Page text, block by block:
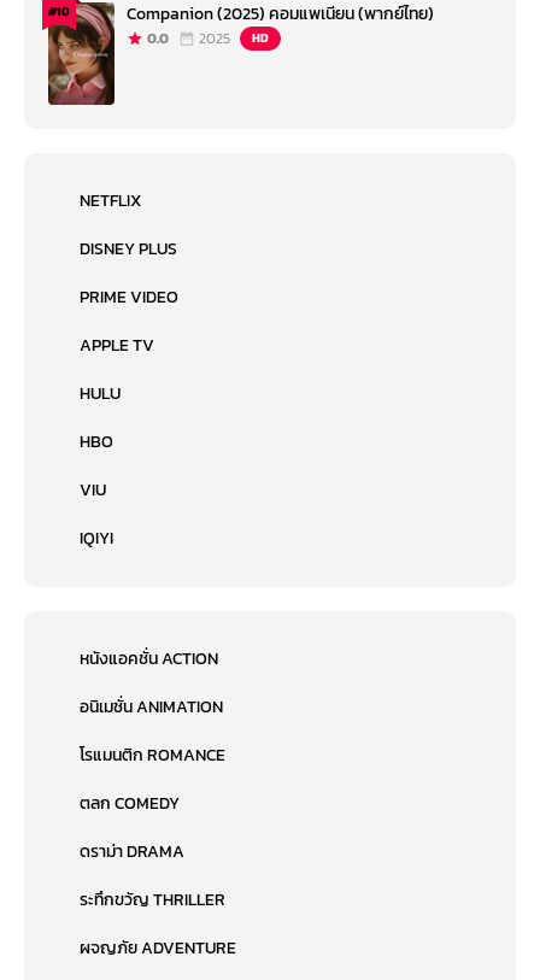
#10 Companion (2025) คอมแพเนียน (พากย์ไทย)
0.0 2025 HD
NETFLIX
DISNEY PLUS
PRIME VIDEO
APPLE TV
HULU
HBO
VIU
IQIYI
หนังแอคชั่น ACTION
อนิเมชั่น ANIMATION
โรแมนติก ROMANCE
ตลก COMEDY
ดราม่า DRAMA
ระทึกขวัญ THRILLER
ผจญภัย ADVENTURE